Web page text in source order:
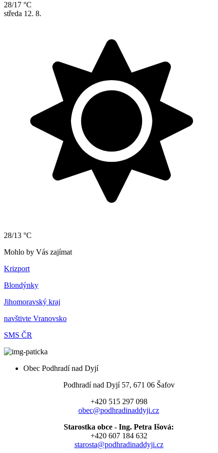
28/17 °C
středa 12. 8.
28/13 °C
Mohlo by Vás zajímat
Krizport
Blondýnky
Jihomoravský kraj
navštivte Vranovsko
SMS ČR
Obec Podhradí nad Dyjí
Podhradí nad Dyjí 57, 671 06 Šafov
+420 515 297 098
obec@podhradinaddyji.cz
Starostka obce - Ing. Petra Išová:
+420 607 184 632
starosta@podhradinaddyji.cz